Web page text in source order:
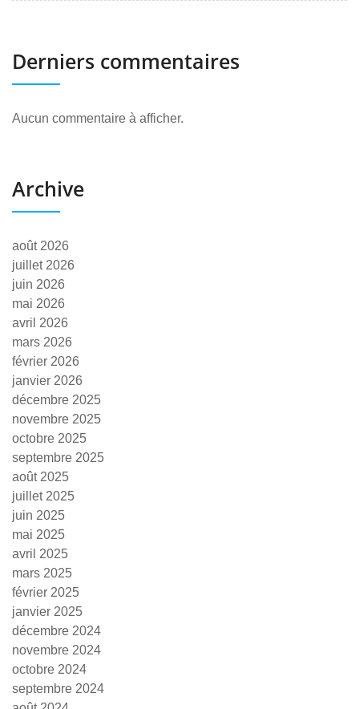
Derniers commentaires
Aucun commentaire à afficher.
Archive
août 2026
juillet 2026
juin 2026
mai 2026
avril 2026
mars 2026
février 2026
janvier 2026
décembre 2025
novembre 2025
octobre 2025
septembre 2025
août 2025
juillet 2025
juin 2025
mai 2025
avril 2025
mars 2025
février 2025
janvier 2025
décembre 2024
novembre 2024
octobre 2024
septembre 2024